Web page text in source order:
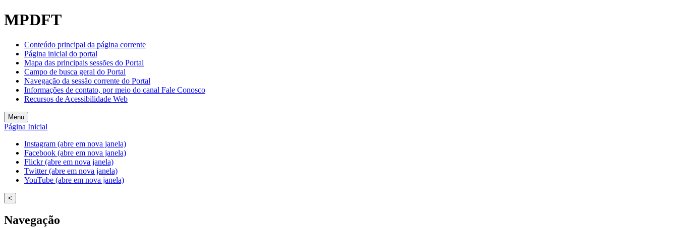
Welcome
to
One
Accessibility
screen
reader.
start
All
in
One
Accessibility
screen
reader,
press
"Ctrl
/".
This
shortcut
activates
MPDFT
Conteúdo principal da página corrente
Página inicial do portal
Mapa das principais sessões do Portal
Campo de busca geral do Portal
Navegação da sessão corrente do Portal
Informações de contato, por meio do canal Fale Conosco
Recursos de Acessibilidade Web
Menu
Página Inicial
Instagram (abre em nova janela)
Facebook (abre em nova janela)
Flickr (abre em nova janela)
Twitter (abre em nova janela)
YouTube (abre em nova janela)
<
Navegação